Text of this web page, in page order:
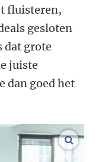
fluisteren,
gesloten
dat grote
juiste
dan goed het